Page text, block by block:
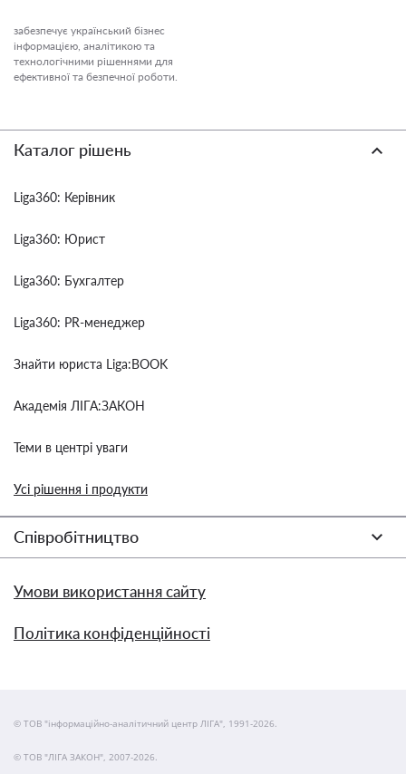
забезпечує український бізнес
інформацією, аналітикою та
технологічними рішеннями для
ефективної та безпечної роботи.
Каталог рішень
Liga360: Керівник
Liga360: Юрист
Liga360: Бухгалтер
Liga360: PR-менеджер
Знайти юриста Liga:BOOK
Академія ЛІГА:ЗАКОН
Теми в центрі уваги
Усі рішення і продукти
Співробітництво
Умови використання сайту
Політика конфіденційності
© ТОВ "інформаційно-аналітичний центр ЛІГА", 1991-2026.
© ТОВ "ЛІГА ЗАКОН", 2007-2026.